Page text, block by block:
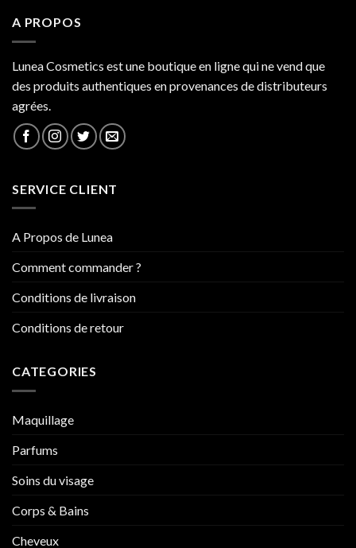
A PROPOS
Lunea Cosmetics est une boutique en ligne qui ne vend que
des produits authentiques en provenances de distributeurs
agrées.
SERVICE CLIENT
A Propos de Lunea
Comment commander ?
Conditions de livraison
Conditions de retour
CATEGORIES
Maquillage
Parfums
Soins du visage
Corps & Bains
Cheveux